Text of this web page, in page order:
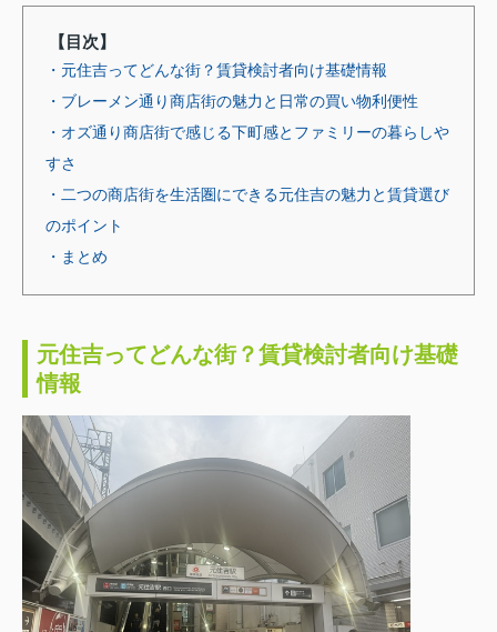
【目次】
・元住吉ってどんな街？賃貸検討者向け基礎情報
・ブレーメン通り商店街の魅力と日常の買い物利便性
・オズ通り商店街で感じる下町感とファミリーの暮らしや
すさ
・二つの商店街を生活圏にできる元住吉の魅力と賃貸選び
のポイント
・まとめ
元住吉ってどんな街？賃貸検討者向け基礎
情報